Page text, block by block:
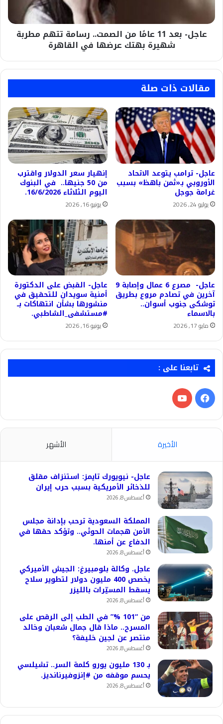
تتهم
مطربة
شهيرة
في
عاجل- بعد 11 عامًا من الصمت.. رسامة تتهم مطربة
شهيرة بهتك عرضها في القاهرة
مقالات ذات صلة
عاجل- ترامب يتوعد الاتحاد
الأوروبي بـ«ثمن باهظ» بسبب
غرامة جوجل
يوليو 24, 2026
إنهيار سعر الدولار واقترب
من 50 جنيها.. في البنوك
اليوم الثلاثاء 16/6/2026.
يونيو 16, 2026
عاجل- مصرع 6 عمال وإصابة 9
آخرين في تصادم مروع بطريق
توشكى جنوب أسوان..
بالاسماء
مايو 17, 2026
عاجل- القبض على الدكتورة
أمنية سويدان للتحقيق في
منشورها بشأن انتهاكات بــ
#مستشفى_الشاطبي.
يونيو 16, 2026
تابعنا على :
فيسبوك‫YouTube
الأخيرة الأشهر
عاجل- نيويورك تايمز: استنزاف مقلق
للذخائر الأمريكية بسبب حرب إيران
أغسطس 8, 2026
المملكة السعودية ترحب بإدانة مجلس
الأمن هجمات الحوثي.. وتؤكد حقها في
الدفاع عن أمنها.
أغسطس 8, 2026
عاجل. وكالة بلومبيرغ: الجيش الأميركي
يخصص 400 مليون دولار لتطوير سلاح
يسقط المسيّرات بالليزر
أغسطس 8, 2026
من “101 %” في الطب إلى الرقص على
المسرح.. ماذا قال جمال شعبان وخالد
منتصر عن لجين خليفة؟
أغسطس 8, 2026
بـ 130 مليون يورو كلمة السر.. تشيلسي
يحسم موقفه من #إنزوفيرنانديز.
أغسطس 8, 2026